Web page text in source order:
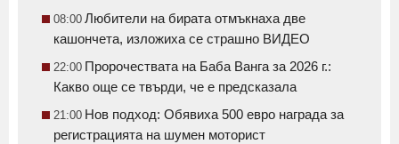
08:00 Любители на бирата отмъкнаха две
кашончета, изложиха се страшно ВИДЕО
22:00 Пророчествата на Баба Ванга за 2026 г.:
Какво още се твърди, че е предсказала
21:00 Нов подход: Обявиха 500 евро награда за
регистрацията на шумен моторист